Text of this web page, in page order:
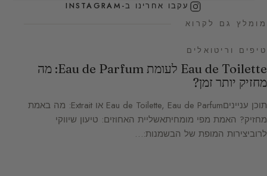
עקבו אחרינו ב-INSTAGRAM
מומלץ גם לקרוא
טיפים וריטואלים
Eau de Toilette לעומת Eau de Parfum: מה
מחזיק יותר זמן?
תוכן ענייניםEau de Toilette, Eau de Parfum או Extrait: מה באמת
מחזיק? האמת מפי מומחיתאשליית האחוזים: טיעון שיווקי
לרוביצירות המופת של הבשמנות:…